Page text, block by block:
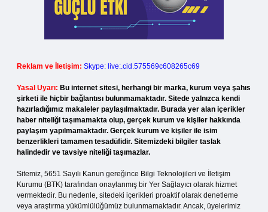
Reklam ve İletişim: Skype: live:.cid.575569c608265c69
Yasal Uyarı: Bu internet sitesi, herhangi bir marka, kurum veya şahıs
şirketi ile hiçbir bağlantısı bulunmamaktadır. Sitede yalnızca kendi
hazırladığımız makaleler paylaşılmaktadır. Burada yer alan içerikler
haber niteliği taşımamakta olup, gerçek kurum ve kişiler hakkında
paylaşım yapılmamaktadır. Gerçek kurum ve kişiler ile isim
benzerlikleri tamamen tesadüfidir. Sitemizdeki bilgiler taslak
halindedir ve tavsiye niteliği taşımazlar.
Sitemiz, 5651 Sayılı Kanun gereğince Bilgi Teknolojileri ve İletişim
Kurumu (BTK) tarafından onaylanmış bir Yer Sağlayıcı olarak hizmet
vermektedir. Bu nedenle, sitedeki içerikleri proaktif olarak denetleme
veya araştırma yükümlülüğümüz bulunmamaktadır. Ancak, üyelerimiz